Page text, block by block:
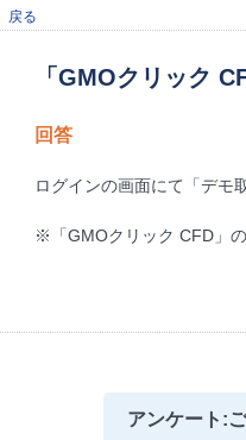
戻る
「GMOクリック
回答
ログインの画面にて「デモ
※「GMOクリック CFD」
アンケート: